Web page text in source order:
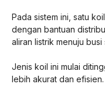
Pada sistem ini, satu
dengan bantuan
aliran listrik menuju
Jenis koil ini mulai
lebih akurat dan efisien.